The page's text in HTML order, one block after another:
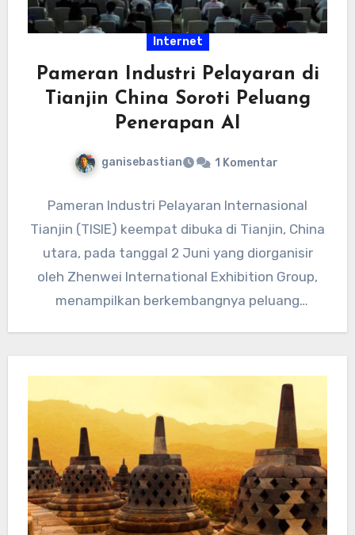
Internet
Pameran Industri Pelayaran di
Tianjin China Soroti Peluang
Penerapan AI
ganisebastian 1 Komentar
Pameran Industri Pelayaran Internasional
Tianjin (TISIE) keempat dibuka di Tianjin, China
utara, pada tanggal 2 Juni yang diorganisir
oleh Zhenwei International Exhibition Group,
menampilkan berkembangnya peluang